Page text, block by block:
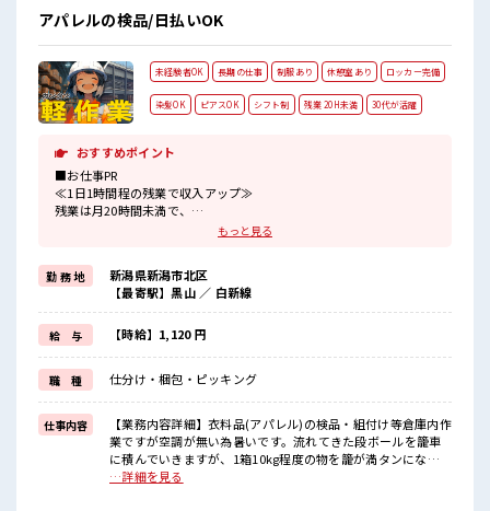
アパレルの検品/日払いOK
未経験者OK 長期の仕事 制服あり 休憩室あり ロッカー完備
染髪OK ピアスOK シフト制 残業 20H未満 30代が活躍
おすすめポイント
■お仕事PR
≪1日1時間程の残業で収入アップ≫
残業は月20時間未満で、
基本的に髪色自由で明るすぎたり奇抜でなければOKです！
(規定有)≪動きやすい制服アリ≫
制服があるので、
毎日の服装の悩み解消♪
≪未経験の方も大カンゲイ≫
新しいことにチャレンジするのは不安だけど、
しっかり働く環境が整っています！
イチからスキルUP・ステップUP目指していきましょう！
≪様々なお仕事をご提案≫
一人で悩まず気軽に相談できる、
派遣のお仕事です！
■職場の雰囲気
もっと見る
勤 務 地
新潟県新潟市北区
【最寄駅】黒山 ／ 白新線
給 与 【時給】1,120 円
職 種 仕分け・梱包・ピッキング
仕事内容
【業務内容詳細】衣料品(アパレル)の検品・組付け等倉庫内作
業ですが空調が無い為暑いです。流れてきた段ボールを籠車
に積んでいきますが、1箱10kg程度の物を籠が満タンになる
まで積んでいきます。積み終わったら籠車を手で押していく
…詳細を見る